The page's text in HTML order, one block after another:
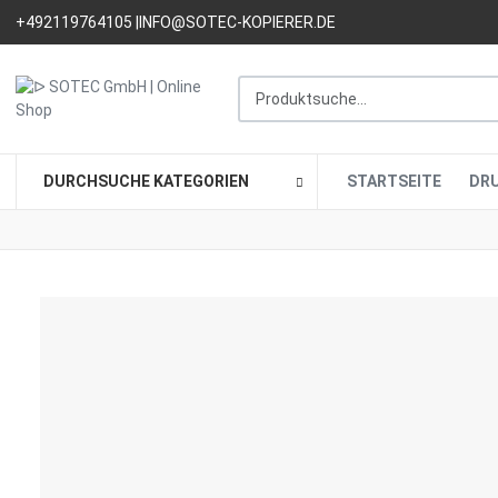
+492119764105 |INFO@SOTEC-KOPIERER.DE
DURCHSUCHE KATEGORIEN STARTSEITE